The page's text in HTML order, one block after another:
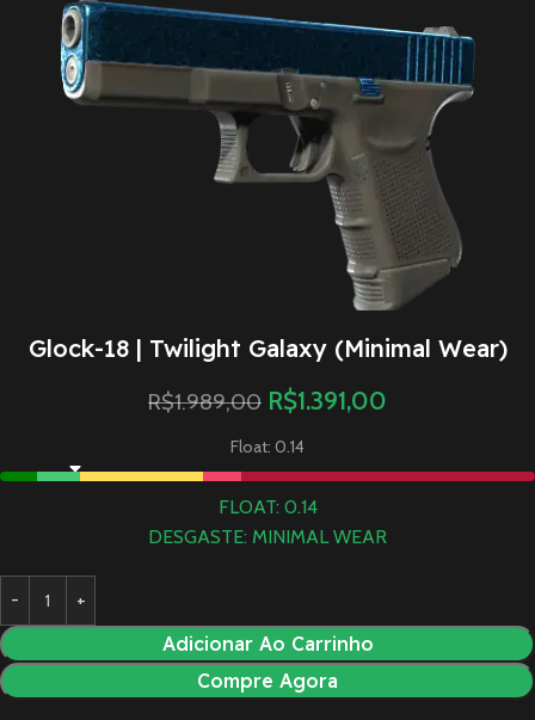
Glock-18 | Twilight Galaxy (Minimal Wear)
R$1.989,00 R$1.391,00
Float: 0.14
FLOAT: 0.14
DESGASTE: MINIMAL WEAR
Adicionar Ao Carrinho
Compre Agora